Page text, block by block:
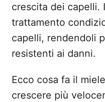
crescita dei capelli.
trattamento
capelli, rendendoli
resistenti ai danni.
Ecco cosa fa il
crescere più